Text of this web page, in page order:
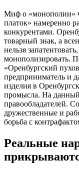
Миф о «монополии»
платок» намеренно
конкурентами.
товарный знак, а
нельзя
монополизировать.
«Оренбургский
предприниматель и
изделия в
промысла. На данный
правообладателей.
дружественные и
борьба с
Реальные